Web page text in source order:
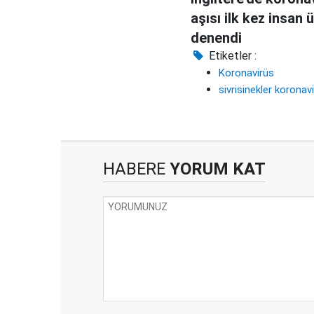
aşısı ilk kez insan
denendi
Etiketler :
Koronavirüs
sivrisinekler
HABERE YORUM KAT